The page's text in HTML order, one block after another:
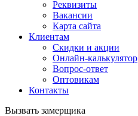
Реквизиты
Вакансии
Карта сайта
Клиентам
Скидки и акции
Онлайн-калькулятор
Вопрос-ответ
Оптовикам
Контакты
Вызвать замерщика